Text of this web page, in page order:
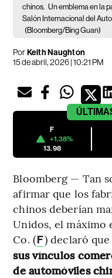
chinos. Un emblema en la
Salón Internacional del
(Bloomberg/Bing Guan)
PorKeith Naughton
15 de abril, 2026 | 10:21 PM
F
+1.38%
13.98
Bloomberg — Tan
afirmar que los
chinos deberían
Unidos, el
Co. (F) declaró
sus vínculos
de automóviles